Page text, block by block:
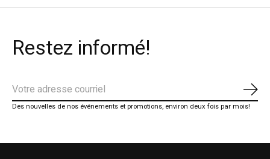
Restez informé!
Des nouvelles de nos événements et promotions, environ deux fois par mois!